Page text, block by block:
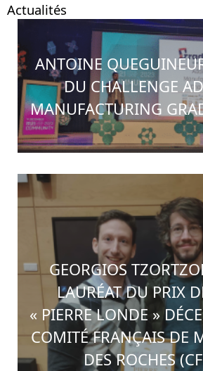
Actualités
ANTOINE
DU CHALLENGE
MANUFACTURING
GEORGIOS
LAURÉAT DU PRIX
« PIERRE LONDE »
COMITÉ FRANÇAIS DE
DES ROCHES